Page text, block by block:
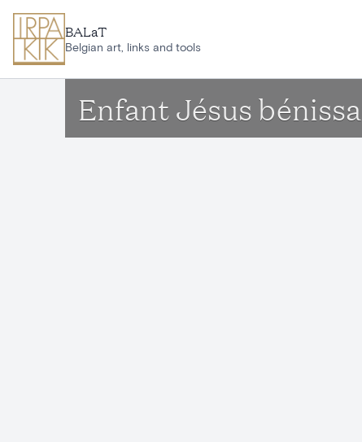
BALaT
Belgian art, links and tools
Enfant Jésus